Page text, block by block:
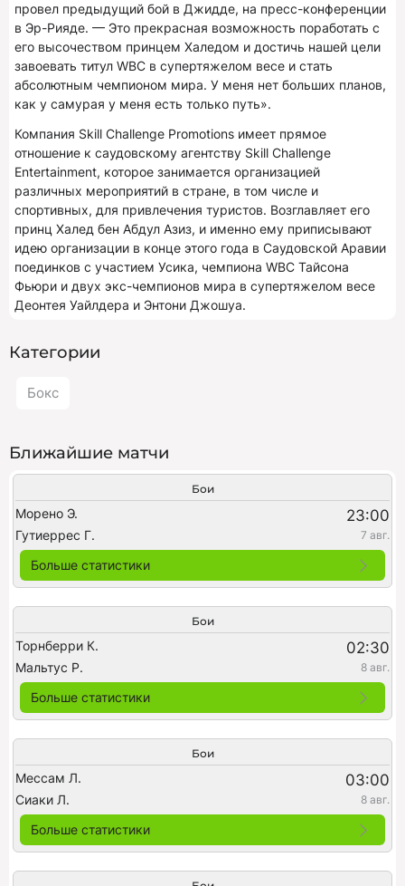
провел предыдущий бой в Джидде, на пресс-конференции
в Эр-Рияде. — Это прекрасная возможность поработать с
его высочеством принцем Халедом и достичь нашей цели
завоевать титул WBC в супертяжелом весе и стать
абсолютным чемпионом мира. У меня нет больших планов,
как у самурая у меня есть только путь».
Компания Skill Challenge Promotions имеет прямое
отношение к саудовскому агентству Skill Challenge
Entertainment, которое занимается организацией
различных мероприятий в стране, в том числе и
спортивных, для привлечения туристов. Возглавляет его
принц Халед бен Абдул Азиз, и именно ему приписывают
идею организации в конце этого года в Саудовской Аравии
поединков с участием Усика, чемпиона WBC Тайсона
Фьюри и двух экс-чемпионов мира в супертяжелом весе
Деонтея Уайлдера и Энтони Джошуа.
Категории
Бокс
Ближайшие матчи
Бои
Морено Э. 23:00
Гутиеррес Г. 7 авг.
Больше статистики
Бои
Торнберри К. 02:30
Мальтус Р. 8 авг.
Больше статистики
Бои
Мессам Л. 03:00
Сиаки Л. 8 авг.
Больше статистики